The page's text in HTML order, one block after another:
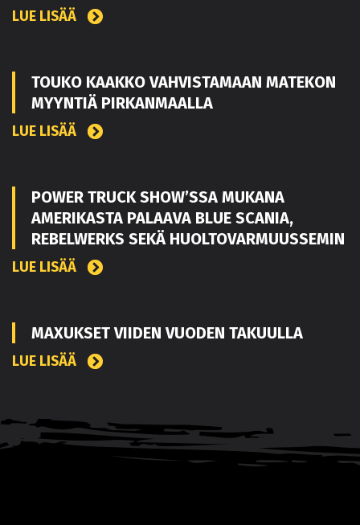
LUE LISÄÄ
TOUKO KAAKKO VAHVISTAMAAN MATEKON
MYYNTIÄ PIRKANMAALLA
LUE LISÄÄ
POWER TRUCK SHOW’SSA MUKANA
AMERIKASTA PALAAVA BLUE SCANIA,
REBELWERKS SEKÄ HUOLTOVARMUUSSEMIN
LUE LISÄÄ
MAXUKSET VIIDEN VUODEN TAKUULLA
LUE LISÄÄ